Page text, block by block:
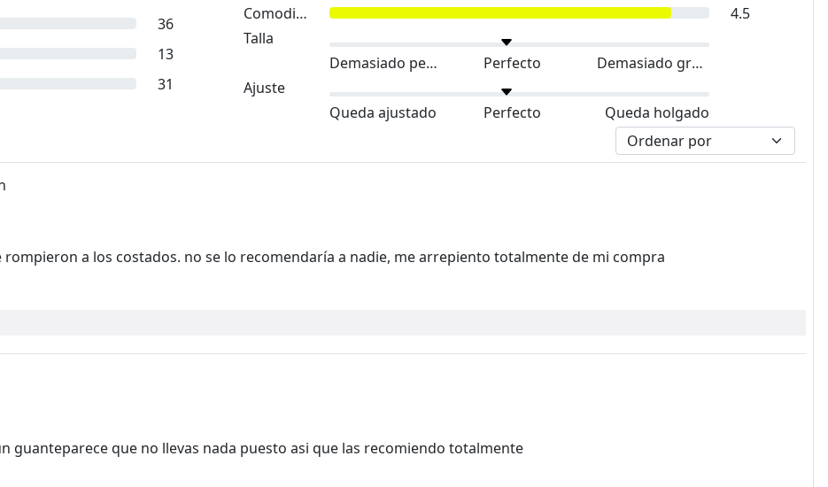
36
13
31
Comodidad
4.5
Talla
Demasiado pequeño
Perfecto
Demasiado grande
Ajuste
Queda ajustado
Perfecto Queda holgado
a los costados. no se lo recomendaría a nadie, me arrepiento totalmente de mi compra
guanteparece que no llevas nada puesto asi que las recomiendo totalmente